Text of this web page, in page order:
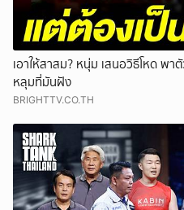
เอาให้สาสม? หนุ่ม เสนอวิธีโหด พา
หลุมที่มันฝัง
BRIGHTTV.CO.TH